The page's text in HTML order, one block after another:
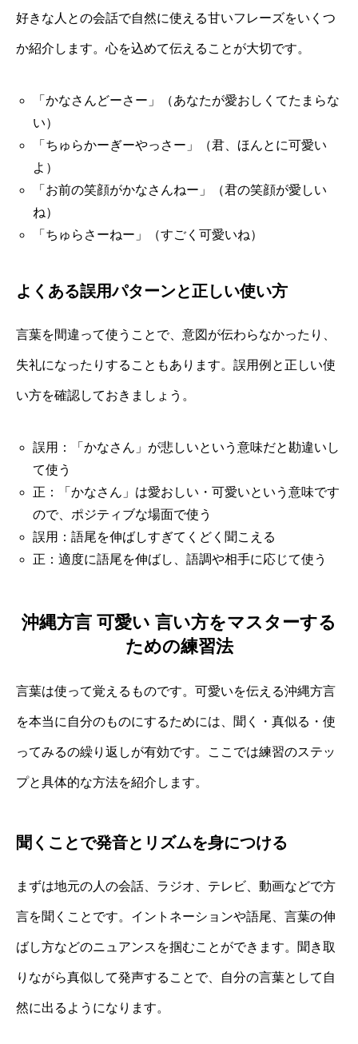
好きな人との会話で自然に使える甘いフレーズをいくつ
か紹介します。心を込めて伝えることが大切です。
「かなさんどーさー」（あなたが愛おしくてたまらな
い）
「ちゅらかーぎーやっさー」（君、ほんとに可愛い
よ）
「お前の笑顔がかなさんねー」（君の笑顔が愛しい
ね）
「ちゅらさーねー」（すごく可愛いね）
よくある誤用パターンと正しい使い方
言葉を間違って使うことで、意図が伝わらなかったり、
失礼になったりすることもあります。誤用例と正しい使
い方を確認しておきましょう。
誤用：「かなさん」が悲しいという意味だと勘違いし
て使う
正：「かなさん」は愛おしい・可愛いという意味です
ので、ポジティブな場面で使う
誤用：語尾を伸ばしすぎてくどく聞こえる
正：適度に語尾を伸ばし、語調や相手に応じて使う
沖縄方言 可愛い 言い方をマスターする
ための練習法
言葉は使って覚えるものです。可愛いを伝える沖縄方言
を本当に自分のものにするためには、聞く・真似る・使
ってみるの繰り返しが有効です。ここでは練習のステッ
プと具体的な方法を紹介します。
聞くことで発音とリズムを身につける
まずは地元の人の会話、ラジオ、テレビ、動画などで方
言を聞くことです。イントネーションや語尾、言葉の伸
ばし方などのニュアンスを掴むことができます。聞き取
りながら真似して発声することで、自分の言葉として自
然に出るようになります。